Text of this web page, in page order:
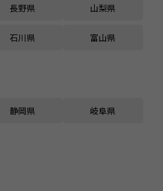
長野県 山梨県
石川県 富山県
静岡県 岐阜県